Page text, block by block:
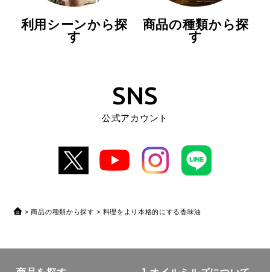
利用シーンから探
す
商品の種類から探
す
SNS
公式アカウント
商品の種類から探す 料理をより本格的にする香味油